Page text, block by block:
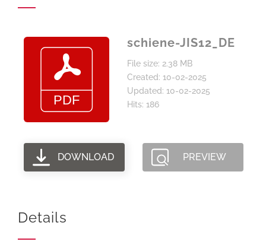
schiene-JIS12_DE
File size: 2.38 MB
Created: 10-02-2025
Updated: 10-02-2025
Hits: 186
DOWNLOAD PREVIEW
Details